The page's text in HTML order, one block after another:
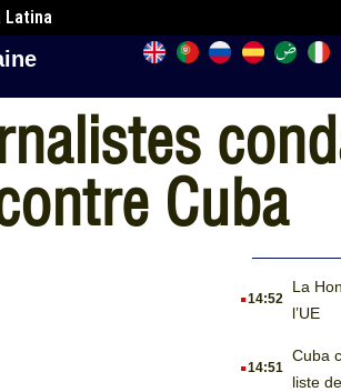
Latina
Cuba
.14:52
La
l’UE
.14:51
Cuba
liste